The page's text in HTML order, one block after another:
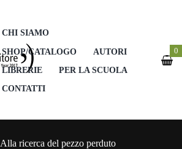
CHI SIAMO
SHOP/CATALOGO
AUTORI
LIBRERIE
PER LA SCUOLA
CONTATTI
0
Alla ricerca del pezzo perduto